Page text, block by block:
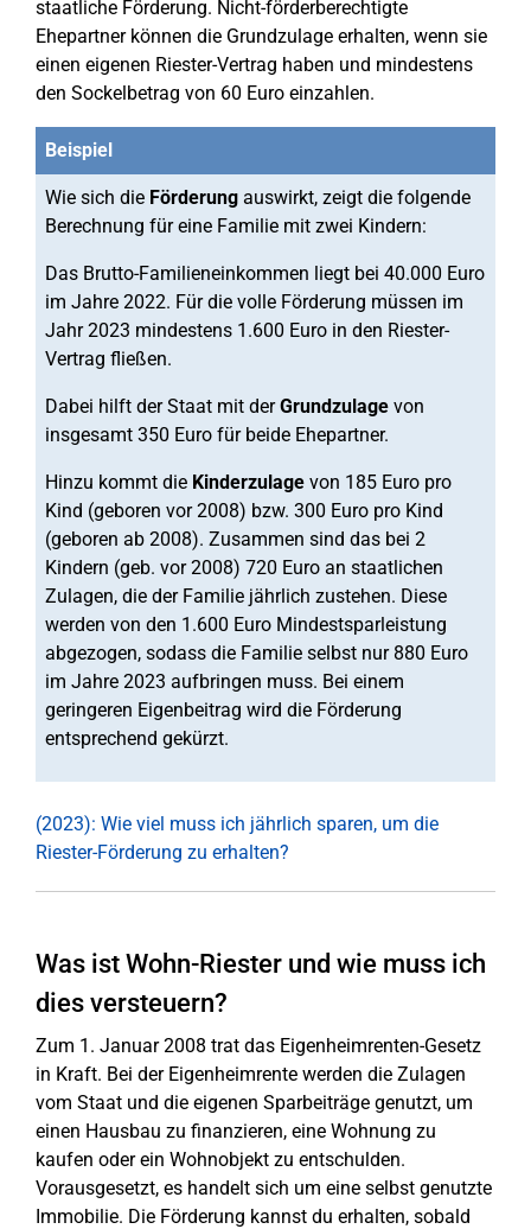
staatliche Förderung. Nicht-förderberechtigte
Ehepartner können die Grundzulage erhalten, wenn sie
einen eigenen Riester-Vertrag haben und mindestens
den Sockelbetrag von 60 Euro einzahlen.
Beispiel
Wie sich die Förderung auswirkt, zeigt die folgende
Berechnung für eine Familie mit zwei Kindern:
Das Brutto-Familieneinkommen liegt bei 40.000 Euro
im Jahre 2022. Für die volle Förderung müssen im
Jahr 2023 mindestens 1.600 Euro in den Riester-
Vertrag fließen.
Dabei hilft der Staat mit derGrundzulage von
insgesamt 350 Euro für beide Ehepartner.
Hinzu kommt die Kinderzulage von 185 Euro pro
Kind (geboren vor 2008) bzw. 300 Euro pro Kind
(geboren ab 2008). Zusammen sind das bei 2
Kindern (geb. vor 2008) 720 Euro an staatlichen
Zulagen, die der Familie jährlich zustehen. Diese
werden von den 1.600 Euro Mindestsparleistung
abgezogen, sodass die Familie selbst nur 880 Euro
im Jahre 2023 aufbringen muss. Bei einem
geringeren Eigenbeitrag wird die Förderung
entsprechend gekürzt.
(2023): Wie viel muss ich jährlich sparen, um die
Riester-Förderung zu erhalten?
Was ist Wohn-Riester und wie muss ich
dies versteuern?
Zum 1. Januar 2008 trat das Eigenheimrenten-Gesetz
in Kraft. Bei der Eigenheimrente werden die Zulagen
vom Staat und die eigenen Sparbeiträge genutzt, um
einen Hausbau zu finanzieren, eine Wohnung zu
kaufen oder ein Wohnobjekt zu entschulden.
Vorausgesetzt, es handelt sich um eine selbst genutzte
Immobilie. Die Förderung kannst du erhalten, sobald